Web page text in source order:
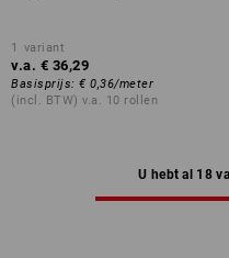
1 variant
v.a. € 36,29
Basisprijs: € 0,36/meter
(incl. BTW) v.a. 10 rollen
U hebt al 18